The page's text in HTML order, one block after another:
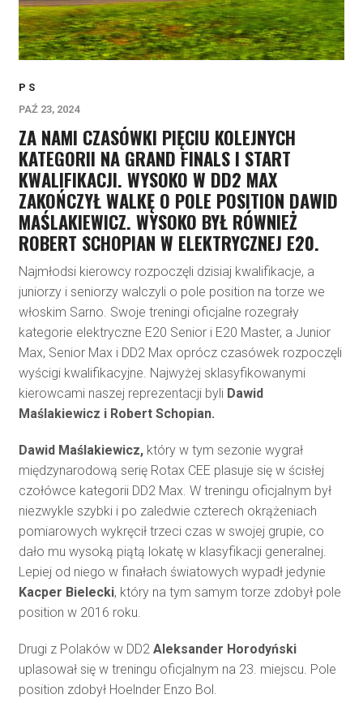
P S
PAŹ 23, 2024
ZA NAMI CZASÓWKI PIĘCIU KOLEJNYCH
KATEGORII NA GRAND FINALS I START
KWALIFIKACJI. WYSOKO W DD2 MAX
ZAKOŃCZYŁ WALKĘ O POLE POSITION DAWID
MAŚLAKIEWICZ. WYSOKO BYŁ RÓWNIEŻ
ROBERT SCHOPIAN W ELEKTRYCZNEJ E20.
Najmłodsi kierowcy rozpoczęli dzisiaj kwalifikacje, a
juniorzy i seniorzy walczyli o pole position na torze we
włoskim Sarno. Swoje treningi oficjalne rozegrały
kategorie elektryczne E20 Senior i E20 Master, a Junior
Max, Senior Max i DD2 Max oprócz czasówek rozpoczęli
wyścigi kwalifikacyjne. Najwyżej sklasyfikowanymi
kierowcami naszej reprezentacji byli Dawid
Maślakiewicz i Robert Schopian.
Dawid Maślakiewicz,który w tym sezonie wygrał
międzynarodową serię Rotax CEE plasuje się w ścisłej
czołówce kategorii DD2 Max. W treningu oficjalnym był
niezwykle szybki i po zaledwie czterech okrążeniach
pomiarowych wykręcił trzeci czas w swojej grupie, co
dało mu wysoką piątą lokatę w klasyfikacji generalnej.
Lepiej od niego w finałach światowych wypadł jedynie
Kacper Bielecki, który na tym samym torze zdobył pole
position w 2016 roku.
Drugi z Polaków w DD2 Aleksander Horodyński
uplasował się w treningu oficjalnym na 23. miejscu. Pole
position zdobył Hoelnder Enzo Bol.